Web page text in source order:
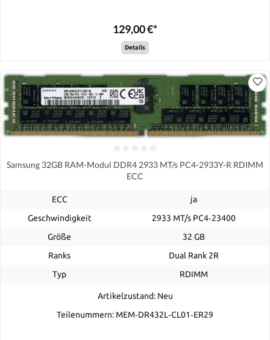
129,00 €*
Details
Samsung 32GB RAM-Modul DDR4 2933 MT/s PC4-2933Y-R RDIMM
ECC
ECC
ja
Geschwindigkeit
2933 MT/s PC4‑23400
Größe
32 GB
Ranks
Dual Rank 2R
Typ
RDIMM
Artikelzustand: Neu
Teilenummern: MEM‐DR432L‐CL01‐ER29